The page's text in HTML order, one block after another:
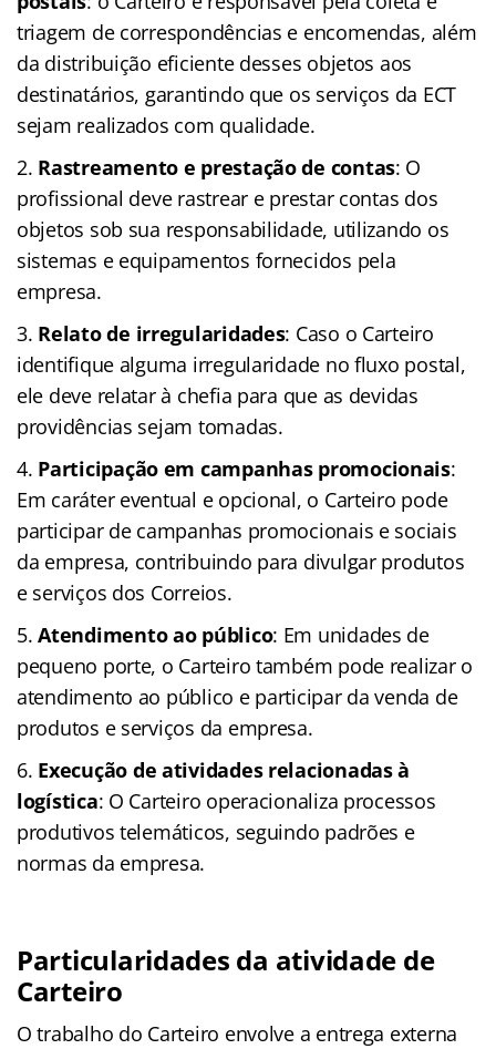
triagem de correspondências e encomendas, além
da distribuição eficiente desses objetos aos
destinatários, garantindo que os serviços da ECT
sejam realizados com qualidade.
Rastreamento e prestação de contas: O
profissional deve rastrear e prestar contas dos
objetos sob sua responsabilidade, utilizando os
sistemas e equipamentos fornecidos pela
empresa.
Relato de irregularidades: Caso o Carteiro
identifique alguma irregularidade no fluxo postal,
ele deve relatar à chefia para que as devidas
providências sejam tomadas.
Participação em campanhas promocionais:
Em caráter eventual e opcional, o Carteiro pode
participar de campanhas promocionais e sociais
da empresa, contribuindo para divulgar produtos
e serviços dos Correios.
Atendimento ao público: Em unidades de
pequeno porte, o Carteiro também pode realizar o
atendimento ao público e participar da venda de
produtos e serviços da empresa.
Execução de atividades relacionadas à
logística: O Carteiro operacionaliza processos
produtivos telemáticos, seguindo padrões e
normas da empresa.
Particularidades da atividade de
Carteiro
O trabalho do Carteiro envolve a entrega externa